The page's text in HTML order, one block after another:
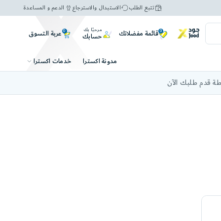
تتبع الطلب الاستبدال والاسترجاع الدعم و المساعدة
0 قائمة مفضلاتك
مرحبًا بك
حسابك
0 عربة التسوق
مدونة اكسترا خدمات اكسترا
قدم طلبك الآن